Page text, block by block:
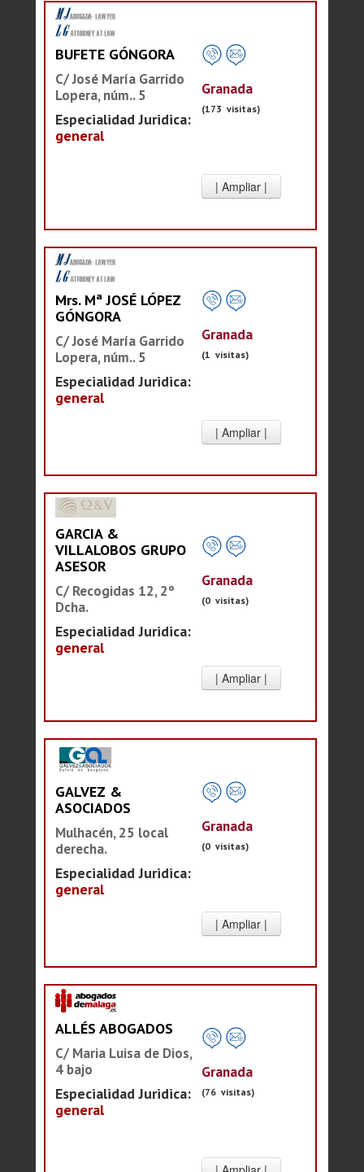
BUFETE GÓNGORA
C/ José María Garrido
Lopera, núm.. 5
Especialidad Juridica:
general
Granada
(173 visitas)
Mrs. Mª JOSÉ LÓPEZ
GÓNGORA
C/ José María Garrido
Lopera, núm.. 5
Especialidad Juridica:
general
Granada
(1 visitas)
GARCIA &
VILLALOBOS GRUPO
ASESOR
C/ Recogidas 12, 2º
Dcha.
Especialidad Juridica:
general
Granada
(0 visitas)
GALVEZ &
ASOCIADOS
Mulhacén, 25 local
derecha.
Especialidad Juridica:
general
Granada
(0 visitas)
ALLÉS ABOGADOS
C/ Maria Luisa de Dios,
4 bajo
Especialidad Juridica:
general
Granada
(76 visitas)